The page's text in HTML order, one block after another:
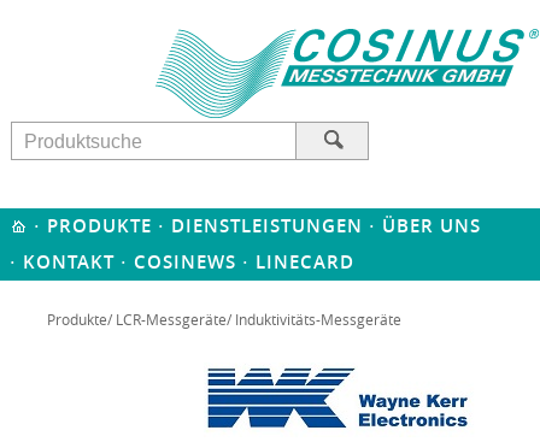
· PRODUKTE · DIENSTLEISTUNGEN · ÜBER UNS
· KONTAKT · COSINEWS · LINECARD
Produkte/ LCR-Messgeräte/ Induktivitäts-Messgeräte